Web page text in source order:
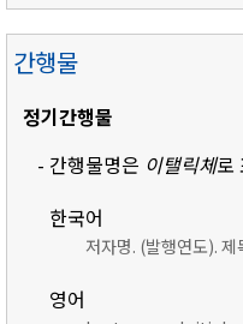
간행물
정기간행물
- 간행물명은 이탤릭체로
한국어
저자명. (발행연도). 제
영어